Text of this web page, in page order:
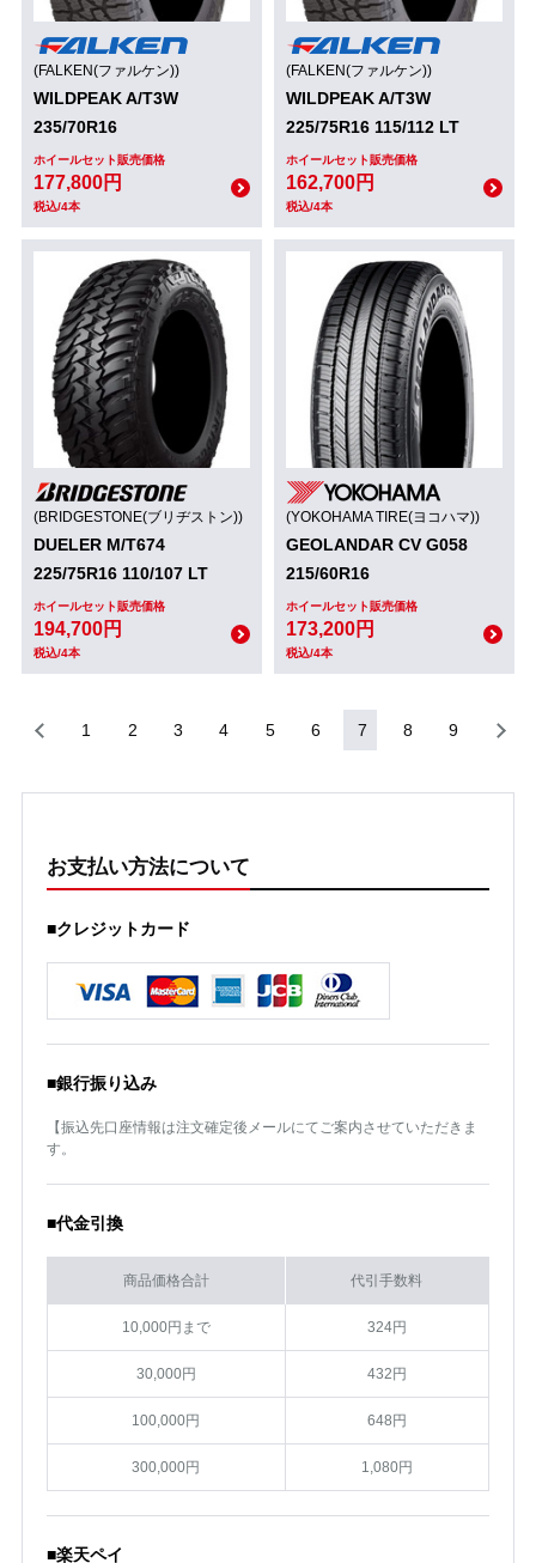
(FALKEN(ファルケン))
WILDPEAK A/T3W
235/70R16
ホイールセット販売価格
177,800円
税込/4本
(FALKEN(ファルケン))
WILDPEAK A/T3W
225/75R16 115/112 LT
ホイールセット販売価格
162,700円
税込/4本
(BRIDGESTONE(ブリヂストン))
DUELER M/T674
225/75R16 110/107 LT
ホイールセット販売価格
194,700円
税込/4本
(YOKOHAMA TIRE(ヨコハマ))
GEOLANDAR CV G058
215/60R16
ホイールセット販売価格
173,200円
税込/4本
1 2 3 4 5 6 7 8 9
お支払い方法について
■クレジットカード
■銀行振り込み
【振込先口座情報は注文確定後メールにてご案内させていただきま
す。
■代金引換
商品価格合計 代引手数料
10,000円まで 324円
30,000円 432円
100,000円 648円
300,000円 1,080円
■楽天ペイ